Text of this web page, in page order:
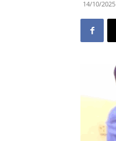
14/10/2025